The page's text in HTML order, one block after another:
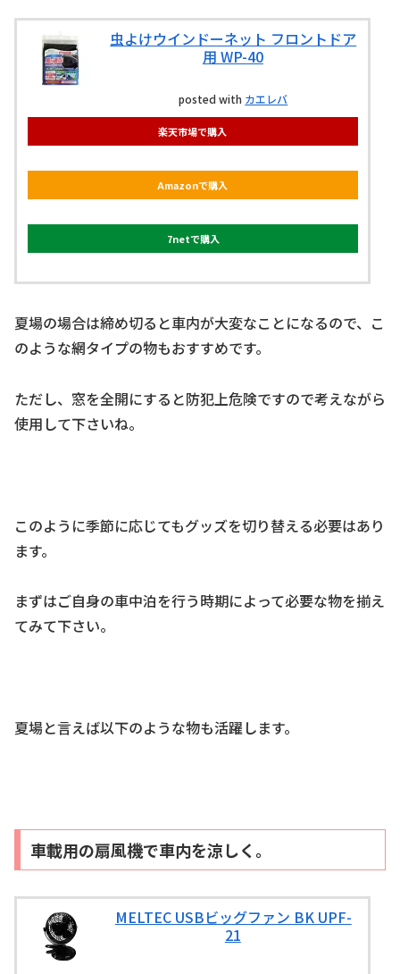
虫よけウインドーネット フロントドア
用 WP-40
posted with カエレバ
楽天市場で購入
Amazonで購入
7netで購入
夏場の場合は締め切ると車内が大変なことになるので、こ
のような網タイプの物もおすすめです。
ただし、窓を全開にすると防犯上危険ですので考えながら
使用して下さいね。
このように季節に応じてもグッズを切り替える必要はあり
ます。
まずはご自身の車中泊を行う時期によって必要な物を揃え
てみて下さい。
夏場と言えば以下のような物も活躍します。
車載用の扇風機で車内を涼しく。
MELTEC USBビッグファン BK UPF-
21